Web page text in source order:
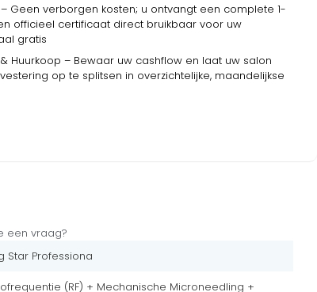
Geen verborgen kosten; u ontvangt een complete 1-
officieel certificaat direct bruikbaar voor uw
gratis
Huurkoop – Bewaar uw cashflow en laat uw salon
op te splitsen in overzichtelijke, maandelijkse
een vraag?
Star Professiona
(RF) + Mechanische Microneedling +